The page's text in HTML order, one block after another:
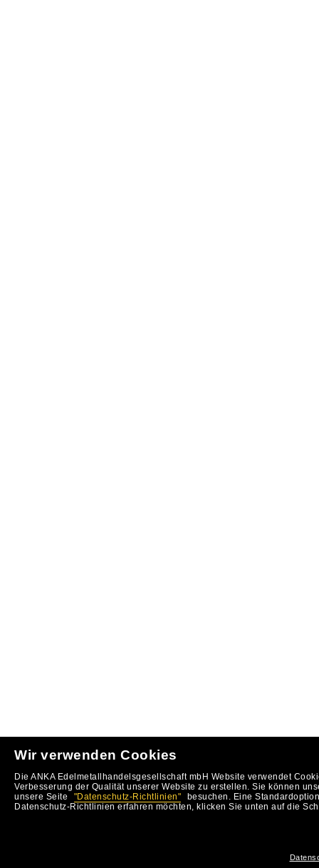
Wir verwenden Cookies
Die ANKA Edelmetallhandelsgesellschaft mbH Website verwendet
Verbesserung der Qualität unserer Website zu erstellen. Sie können
unsere Seite
"Datenschutz-Richtlinien"
besuchen. Eine
Datenschutz-Richtlinien erfahren möchten, klicken Sie unten auf die